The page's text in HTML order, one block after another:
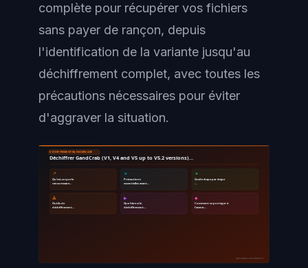
complète pour récupérer vos fichiers
sans payer de rançon, depuis
l'identification de la variante jusqu'au
déchiffrement complet, avec toutes les
précautions nécessaires pour éviter
d'aggraver la situation.
DÉCHIFFREMENT RANSOMWARE
Déchiffrer GandCrab (V1, V4 and V5 up to V5.2 versions)…
📌
Qu'est-ce que le
ransomware…
🔹
Précautions
essentielles avant…
🔸
Guide étape par étape
🔺
Outils de
déchiffrement…
▶
Que faire si le
déchiffrement…
◆
Comment se protéger à
l'avenir…
ayinedjimi-consultants.fr